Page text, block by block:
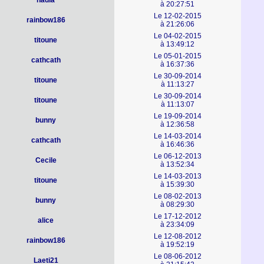
à 20:27:51
rainbow186
Le 12-02-2015
à 21:26:06
titoune
Le 04-02-2015
à 13:49:12
cathcath
Le 05-01-2015
à 16:37:36
titoune
Le 30-09-2014
à 11:13:27
titoune
Le 30-09-2014
à 11:13:07
bunny
Le 19-09-2014
à 12:36:58
cathcath
Le 14-03-2014
à 16:46:36
Cecile
Le 06-12-2013
à 13:52:34
titoune
Le 14-03-2013
à 15:39:30
bunny
Le 08-02-2013
à 08:29:30
alice
Le 17-12-2012
à 23:34:09
rainbow186
Le 12-08-2012
à 19:52:19
Laeti21
Le 08-06-2012